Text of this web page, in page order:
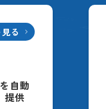
る
自動
供